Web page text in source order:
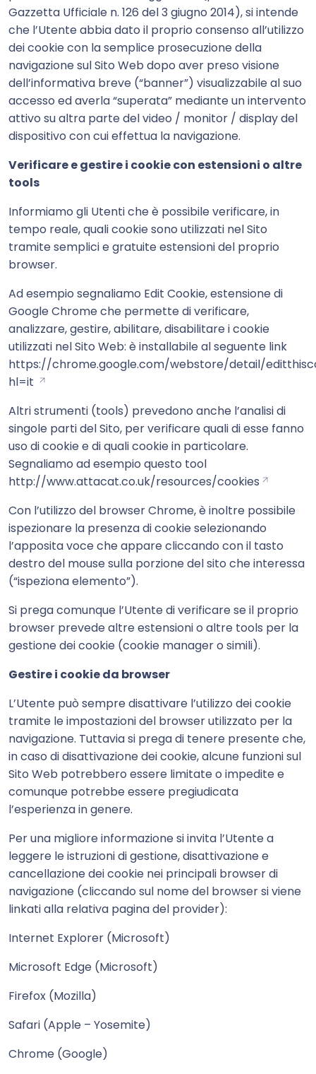
Gazzetta Ufficiale n. 126 del 3 giugno 2014), si intende
che l’Utente abbia dato il proprio consenso all’utilizzo
dei cookie con la semplice prosecuzione della
navigazione sul Sito Web dopo aver preso visione
dell’informativa breve (“banner”) visualizzabile al suo
accesso ed averla “superata” mediante un intervento
attivo su altra parte del video / monitor / display del
dispositivo con cui effettua la navigazione.
Verificare e gestire i cookie con estensioni o altre
tools
Informiamo gli Utenti che è possibile verificare, in
tempo reale, quali cookie sono utilizzati nel Sito
tramite semplici e gratuite estensioni del proprio
browser.
Ad esempio segnaliamo Edit Cookie, estensione di
Google Chrome che permette di verificare,
analizzare, gestire, abilitare, disabilitare i cookie
utilizzati nel Sito Web: è installabile al seguente link
https://chrome.google.com/webstore/detail/
hl=it
Altri strumenti (tools) prevedono anche l’analisi di
singole parti del Sito, per verificare quali di esse fanno
uso di cookie e di quali cookie in particolare.
Segnaliamo ad esempio questo tool
http://www.attacat.co.uk/resources/cookies
Con l’utilizzo del browser Chrome, è inoltre possibile
ispezionare la presenza di cookie selezionando
l’apposita voce che appare cliccando con il tasto
destro del mouse sulla porzione del sito che interessa
(“ispeziona elemento”).
Si prega comunque l’Utente di verificare se il proprio
browser prevede altre estensioni o altre tools per la
gestione dei cookie (cookie manager o simili).
Gestire i cookie da browser
L’Utente può sempre disattivare l’utilizzo dei cookie
tramite le impostazioni del browser utilizzato per la
navigazione. Tuttavia si prega di tenere presente che,
in caso di disattivazione dei cookie, alcune funzioni sul
Sito Web potrebbero essere limitate o impedite e
comunque potrebbe essere pregiudicata
l’esperienza in genere.
Per una migliore informazione si invita l’Utente a
leggere le istruzioni di gestione, disattivazione e
cancellazione dei cookie nei principali browser di
navigazione (cliccando sul nome del browser si viene
linkati alla relativa pagina del provider):
Internet Explorer (Microsoft)
Microsoft Edge (Microsoft)
Firefox (Mozilla)
Safari (Apple – Yosemite)
Chrome (Google)